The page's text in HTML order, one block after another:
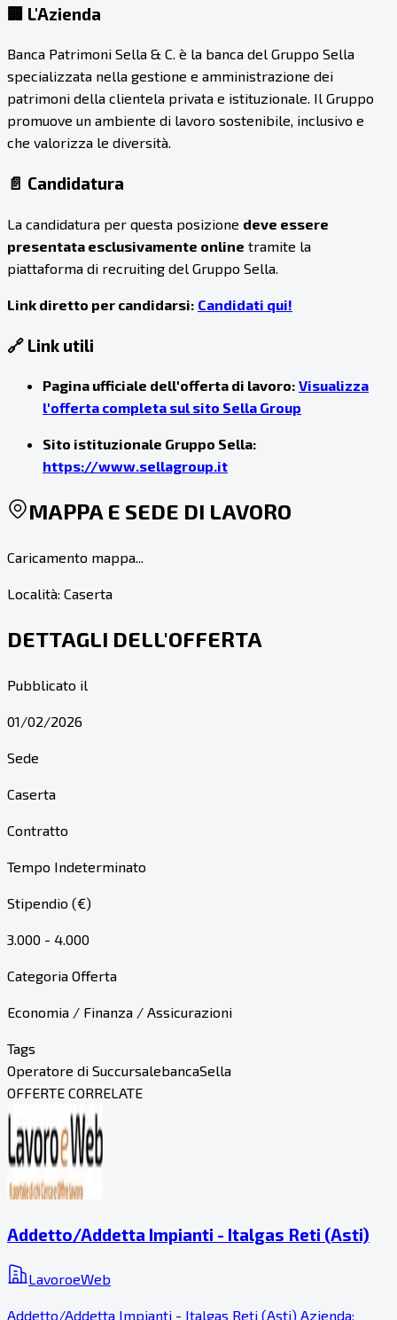
🏢 L'Azienda
Banca Patrimoni Sella & C. è la banca del Gruppo Sella
specializzata nella gestione e amministrazione dei
patrimoni della clientela privata e istituzionale. Il Gruppo
promuove un ambiente di lavoro sostenibile, inclusivo e
che valorizza le diversità.
📄 Candidatura
La candidatura per questa posizione deve essere
presentata esclusivamente online tramite la
piattaforma di recruiting del Gruppo Sella.
Link diretto per candidarsi: Candidati qui!
🔗 Link utili
Pagina ufficiale dell'offerta di lavoro: Visualizza
l'offerta completa sul sito Sella Group
Sito istituzionale Gruppo Sella:
https://www.sellagroup.it
MAPPA E SEDE DI LAVORO
Caricamento mappa...
Località: Caserta
DETTAGLI DELL'OFFERTA
Pubblicato il
01/02/2026
Sede
Caserta
Contratto
Tempo Indeterminato
Stipendio (€)
3.000 - 4.000
Categoria Offerta
Economia / Finanza / Assicurazioni
Tags
Operatore di SuccursalebancaSella
OFFERTE CORRELATE
Addetto/Addetta Impianti - Italgas Reti (Asti)
LavoroeWeb
Addetto/Addetta Impianti - Italgas Reti (Asti) Azienda: